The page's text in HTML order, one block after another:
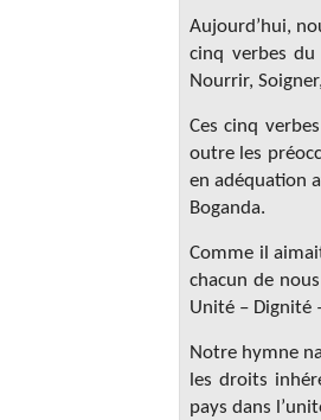
Aujourd’hui,
cinq verbes du
Nourrir,
Ces cinq
outre les
en adéquation
Boganda.
Comme il
chacun de
Unité – Dignité
Notre hymne
les droits
pays dans